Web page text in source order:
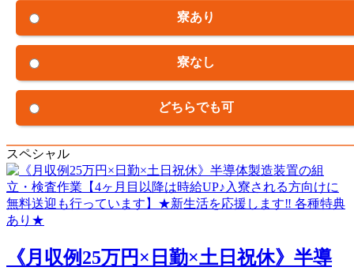
寮あり
寮なし
どちらでも可
スペシャル
《月収例25万円×日勤×土日祝休》半導